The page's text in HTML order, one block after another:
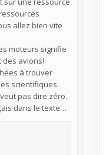
allez bien vite
moteurs signifie
des avions!
à trouver
scientifiques.
pas dire zéro.
dans le texte…